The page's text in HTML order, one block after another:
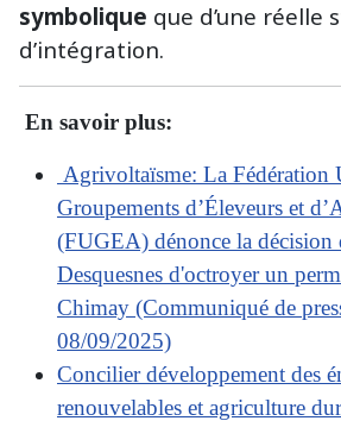
symbolique que d’une réelle
d’intégration.
En savoir plus:
Agrivoltaïsme: La Fédération
Groupements d’Éleveurs et
(FUGEA) dénonce la
Desquesnes d'octroyer un
Chimay (Communiqué de
08/09/2025)
Concilier développement des
renouvelables et agriculture